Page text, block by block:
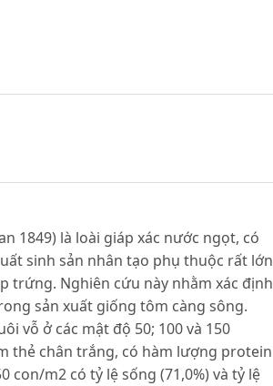
1849) là loài giáp xác nước ngọt, có
sinh sản nhân tạo phụ thuộc rất lớn
trứng. Nghiên cứu này nhằm xác định
sản xuất giống tôm càng sông.
vỗ ở các mật độ 50; 100 và 150
thẻ chân trắng, có hàm lượng protein
con/m2 có tỷ lệ sống (71,0%) và tỷ lệ